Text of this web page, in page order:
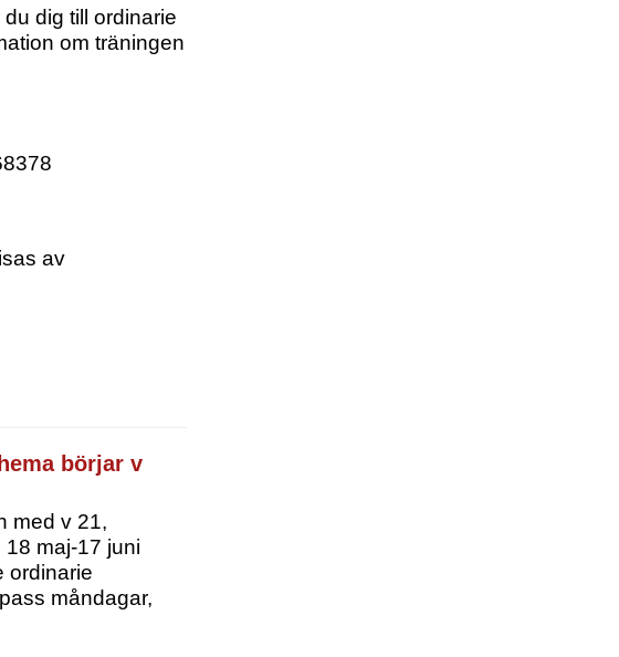
dig till ordinarie
om träningen
av
börjar v
med v 21,
18 maj-17 juni
ordinarie
måndagar,